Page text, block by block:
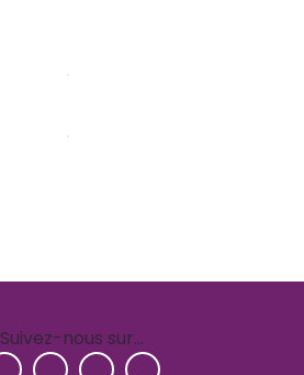
Suivez-nous sur…